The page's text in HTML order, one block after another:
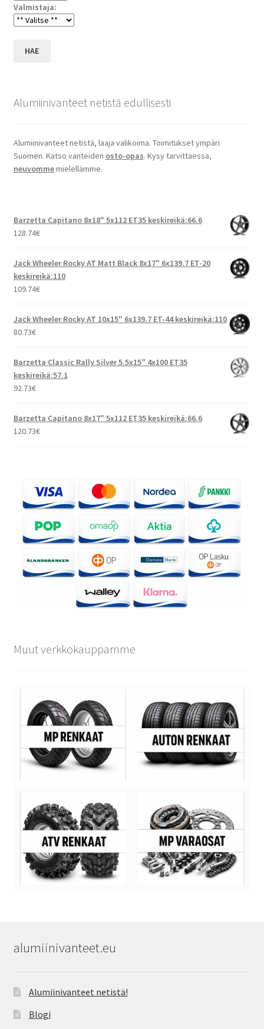
Valmistaja:
HAE
Alumiinivanteet netistä edullisesti
Alumiinivanteet netistä, laaja valikoima. Toimitukset ympäri
Suomen. Katso vanteiden osto-opas. Kysy tarvittaessa,
neuvommemielellämme.
Barzetta Capitano 8x18" 5x112 ET35 keskireikä:66.6
128.74€
Jack Wheeler Rocky AT Matt Black 8x17" 6x139.7 ET-20
keskireikä:110
109.74€
Jack Wheeler Rocky AT 10x15" 6x139.7 ET-44 keskireikä:110
80.73€
Barzetta Classic Rally Silver 5.5x15" 4x100 ET35
keskireikä:57.1
92.73€
Barzetta Capitano 8x17" 5x112 ET35 keskireikä:66.6
120.73€
Muut verkkokauppamme
alumiinivanteet.eu
Alumiinivanteet netistä!
Blogi